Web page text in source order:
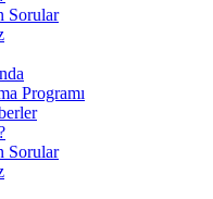
Sorular
Programı
Sorular